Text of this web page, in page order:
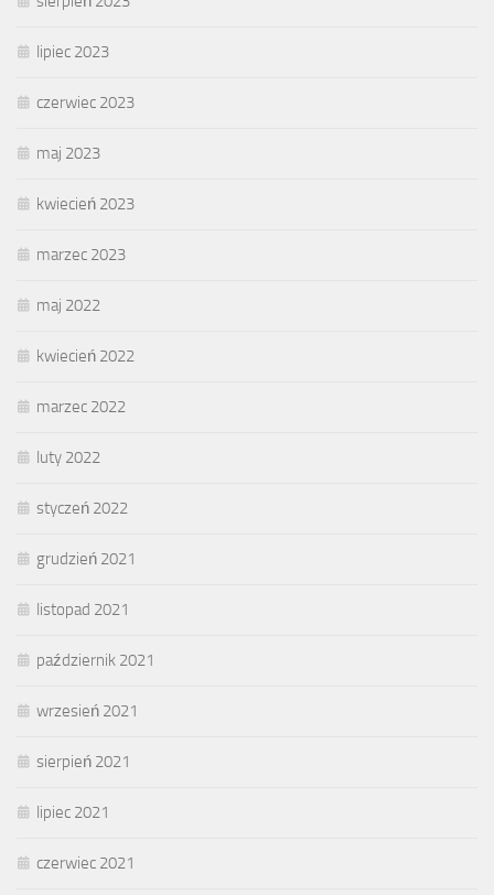
lipiec 2023
czerwiec 2023
maj 2023
kwiecień 2023
marzec 2023
maj 2022
kwiecień 2022
marzec 2022
luty 2022
styczeń 2022
grudzień 2021
listopad 2021
październik 2021
wrzesień 2021
sierpień 2021
lipiec 2021
czerwiec 2021